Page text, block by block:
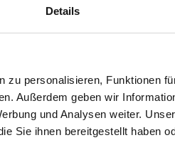
Details
zu personalisieren, Funktionen
Außerdem geben wir
und Analysen weiter.
Sie ihnen bereitgestellt haben